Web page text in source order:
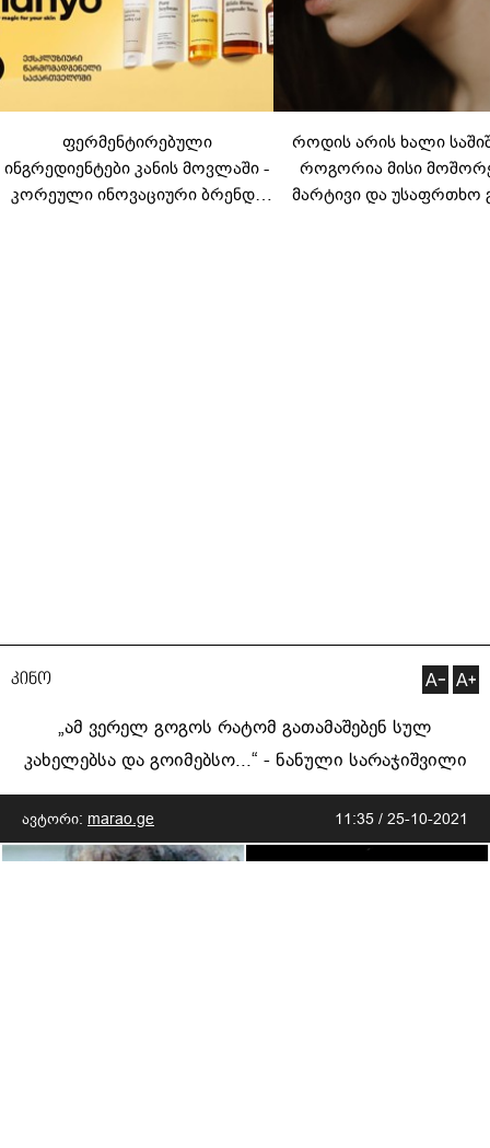
ფერმენტირებული
ინგრედიენტები კანის მოვლაში -
კორეული ინოვაციური ბრენდი
როდის არის ხალი
როგორია მისი
მარტივი და უსაფრთხო
კინო
„ამ ვერელ გოგოს რატომ გათამაშებენ სულ
კახელებსა და გოიმებსო...“ - ნანული სარაჯიშვილი
ავტორი: marao.ge 11:35 / 25-10-2021